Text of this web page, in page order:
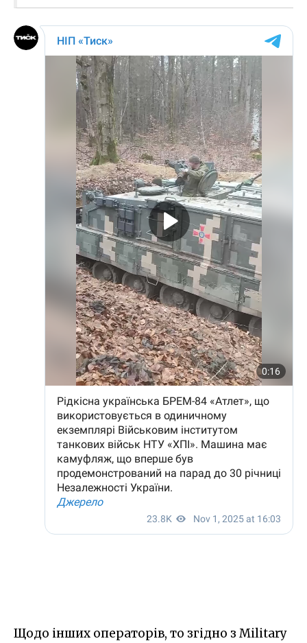
Щодо інших операторів, то згідно з Military